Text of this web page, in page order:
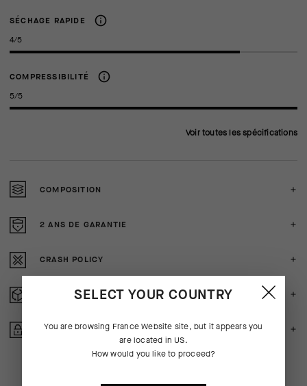
SÉCHAGE RAPIDE
4/5
COMPRESSIBILITÉ
5/5
Voir toutes les spécifications
COMPOSITION
2 ANS DE GARANTIE
CRASH POLICY
RETOURS GRATUITS
ACHAT SECURISE
SELECT YOUR COUNTRY
You are browsing France Website site, but it appears you
are located in US.
How would you like to proceed?